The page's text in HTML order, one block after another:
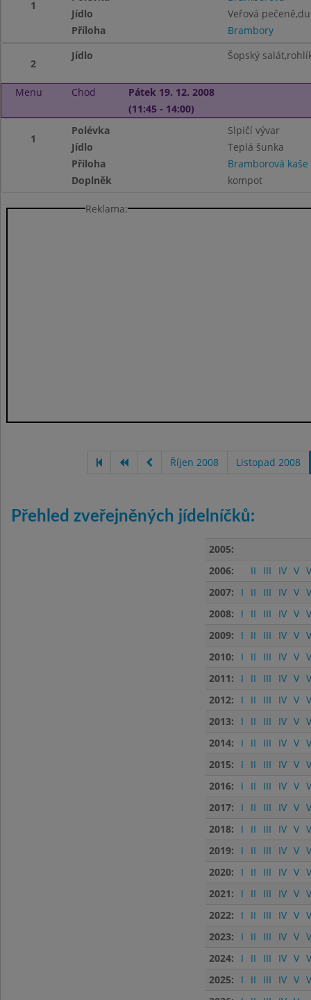
1
Jídlo
Veřová
Příloha
Brambory
2
Jídlo Šopský
Menu Chod
Pátek 19. 12. 2008
(11:45 - 14:00)
1
Polévka
Slpičí vývar
Jídlo
Teplá šunka
Příloha
Bramborová kaše
Doplněk
kompot
Reklama:
Říjen 2008 Listopad 2008
Přehled zveřejněných jídelníčků:
2005:
2006:
II III IV V
2007:
I II III IV V
2008:
I II III IV V
2009:
I II III IV V
2010:
I II III IV V
2011:
I II III IV V
2012:
I II III IV V
2013:
I II III IV V
2014:
I II III IV V
2015:
I II III IV V
2016:
I II III IV V
2017:
I II III IV V
2018:
I II III IV V
2019:
I II III IV V
2020:
I II III IV V
2021:
I II III IV V
2022:
I II III IV V
2023:
I II III IV V
2024:
I II III IV V
2025:
I II III IV V